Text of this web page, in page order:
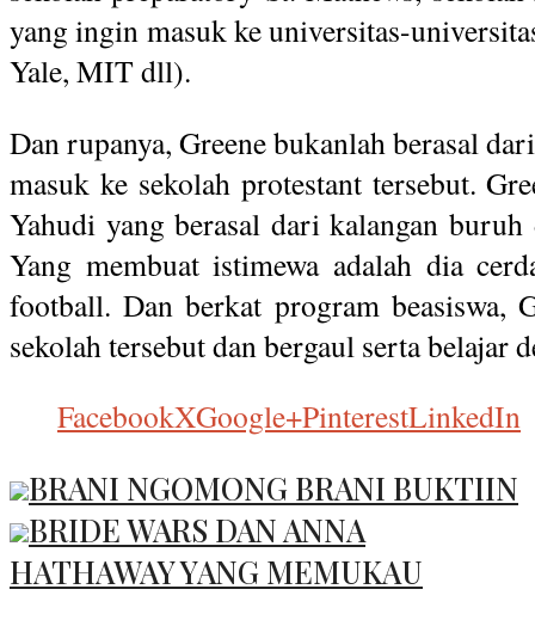
yang ingin masuk ke universitas-
Yale, MIT dll).
Dan rupanya, Greene bukanlah berasal
masuk ke sekolah protestant tersebut.
Yahudi yang berasal dari kalangan
Yang membuat istimewa adalah dia
football. Dan berkat program beasiswa,
sekolah tersebut dan bergaul serta belajar
FacebookXGoogle+PinterestLinkedIn
BRANI NGOMONG BRANI BUKTIIN
BRIDE WARS DAN ANNA
HATHAWAY YANG MEMUKAU